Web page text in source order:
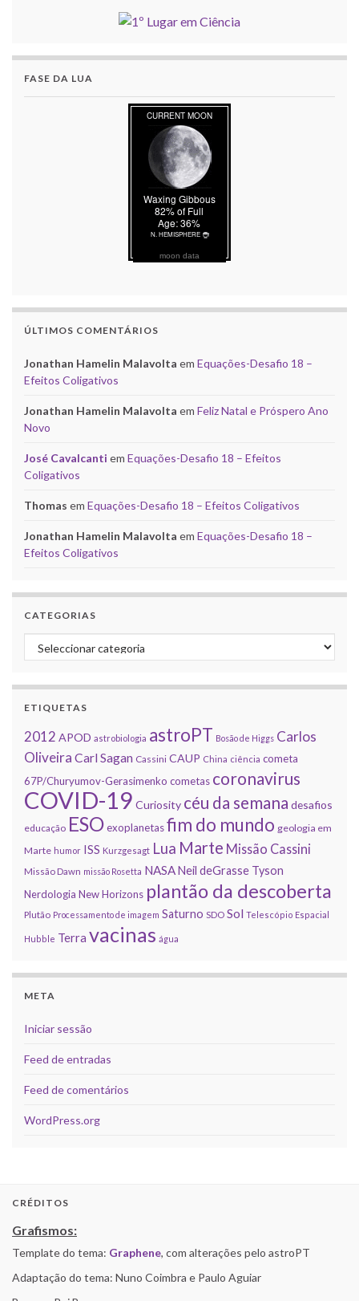
FASE DA LUA
moon data
ÚLTIMOS COMENTÁRIOS
Jonathan Hamelin Malavolta em Equações-Desafio 18 –
Efeitos Coligativos
Jonathan Hamelin Malavolta em Feliz Natal e Próspero Ano
Novo
José Cavalcanti em Equações-Desafio 18 – Efeitos
Coligativos
Thomas em Equações-Desafio 18 – Efeitos Coligativos
Jonathan Hamelin Malavolta em Equações-Desafio 18 –
Efeitos Coligativos
CATEGORIAS
Categorias
ETIQUETAS
2012 APOD astrobiologia astroPT Bosão de Higgs Carlos
Oliveira Carl Sagan Cassini CAUP China ciência cometa
67P/Churyumov-Gerasimenko cometas coronavirus
COVID-19 Curiosity céu da semana desafios
educação ESOexoplanetasfim do mundo geologia em
Marte humor ISS Kurzgesagt Lua Marte Missão Cassini
Missão Dawn missão Rosetta NASANeil deGrasse Tyson
Nerdologia New Horizons plantão da descoberta
Plutão Processamento de imagem Saturno SDO Sol Telescópio Espacial
Hubble Terra vacinas água
META
Iniciar sessão
Feed de entradas
Feed de comentários
WordPress.org
CRÉDITOS
Grafismos:
Template do tema: Graphene, com alterações pelo astroPT
Adaptação do tema: Nuno Coimbra e Paulo Aguiar